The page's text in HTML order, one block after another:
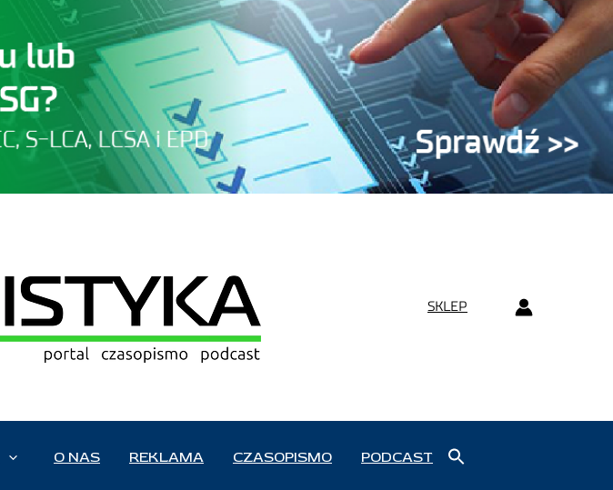
SKLEP
O NAS REKLAMA CZASOPISMO PODCAST